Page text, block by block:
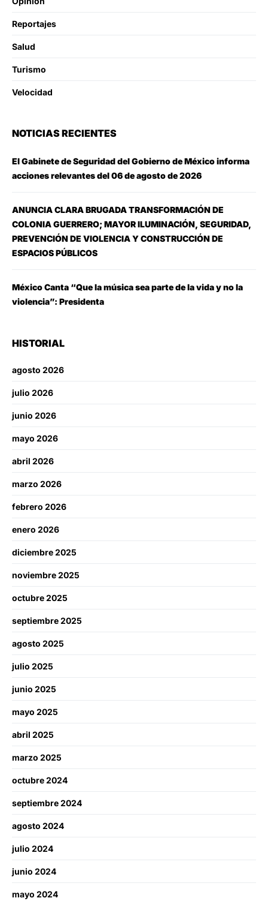
Reportajes
Salud
Turismo
Velocidad
NOTICIAS RECIENTES
El Gabinete de Seguridad del Gobierno de México informa
acciones relevantes del 06 de agosto de 2026
ANUNCIA CLARA BRUGADA TRANSFORMACIÓN DE
COLONIA GUERRERO; MAYOR ILUMINACIÓN, SEGURIDAD,
PREVENCIÓN DE VIOLENCIA Y CONSTRUCCIÓN DE
ESPACIOS PÚBLICOS
México Canta “Que la música sea parte de la vida y no la
violencia”: Presidenta
HISTORIAL
agosto 2026
julio 2026
junio 2026
mayo 2026
abril 2026
marzo 2026
febrero 2026
enero 2026
diciembre 2025
noviembre 2025
octubre 2025
septiembre 2025
agosto 2025
julio 2025
junio 2025
mayo 2025
abril 2025
marzo 2025
octubre 2024
septiembre 2024
agosto 2024
julio 2024
junio 2024
mayo 2024